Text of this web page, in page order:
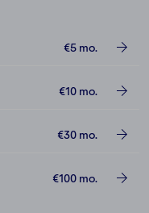
€5 mo.
€10 mo.
€30 mo.
€100 mo.